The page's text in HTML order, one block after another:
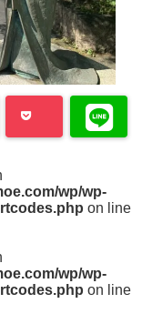
wp/wp-
on line
wp/wp-
on line